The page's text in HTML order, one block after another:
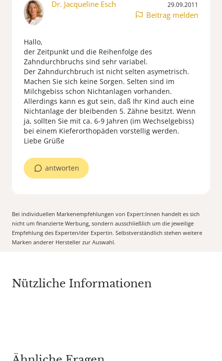
Dr. Jacqueline Esch 29.09.2011
Beitrag melden
Hallo,
der Zeitpunkt und die Reihenfolge des
Zahndurchbruchs sind sehr variabel.
Der Zahndurchbruch ist nicht selten asymetrisch.
Machen Sie sich keine Sorgen. Selten sind im
Milchgebiss schon Nichtanlagen vorhanden.
Allerdings kann es gut sein, daß Ihr Kind auch eine
Nichtanlage der bleibenden 5. Zähne besitzt. Wenn
ja, sollten Sie mit ca. 6-9 Jahren (im Wechselgebiss)
bei einem Kieferorthopäden vorstellig werden.
Liebe Grüße
antworten
Bei individuellen Markenempfehlungen von Expert:Innen handelt es sich
nicht um finanzierte Werbung, sondern ausschließlich um die jeweilige
Empfehlung des Experten/der Expertin. Selbstverständlich stehen weitere
Marken anderer Hersteller zur Auswahl.
Nützliche Informationen